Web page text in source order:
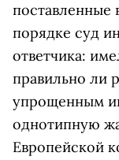
порядке суд
ответчика:
правильно ли
упрощенным
однотипную
Европейской